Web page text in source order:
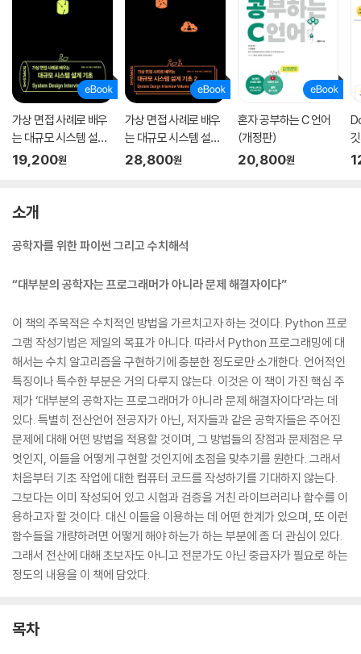
가상 면접 사례로 배우
는 대규모 시스템 설계
기초
19,200원
가상 면접 사례로 배우
는 대규모 시스템 설계
기초 2
28,800원
혼자 공부하는 C 언어
(개정판)
20,800원
소개
공학자를 위한 파이썬 그리고 수치해석
“대부분의 공학자는 프로그래머가 아니라 문제 해결자이다”
이 책의 주목적은 수치적인 방법을 가르치고자 하는 것이다. Python 프로
그램 작성기법은 제일의 목표가 아니다. 따라서 Python 프로그래밍에 대
해서는 수치 알고리즘을 구현하기에 충분한 정도로만 소개한다. 언어적인
특징이나 특수한 부분은 거의 다루지 않는다. 이것은 이 책이 가진 핵심 주
제가 ‘대부분의 공학자는 프로그래머가 아니라 문제 해결자이다’라는 데
있다. 특별히 전산언어 전공자가 아닌, 저자들과 같은 공학자들은 주어진
문제에 대해 어떤 방법을 적용할 것이며, 그 방법들의 장점과 문제점은 무
엇인지, 이들을 어떻게 구현할 것인지에 초점을 맞추기를 원한다. 그래서
처음부터 기초 작업에 대한 컴퓨터 코드를 작성하기를 기대하지 않는다.
그보다는 이미 작성되어 있고 시험과 검증을 거친 라이브러리나 함수를 이
용하고자 할 것이다. 대신 이들을 이용하는 데 어떤 한계가 있으며, 또 이런
함수들을 개량하려면 어떻게 해야 하는가 하는 부분에 좀 더 관심이 있다.
그래서 전산에 대해 초보자도 아니고 전문가도 아닌 중급자가 필요로 하는
정도의 내용을 이 책에 담았다.
목차